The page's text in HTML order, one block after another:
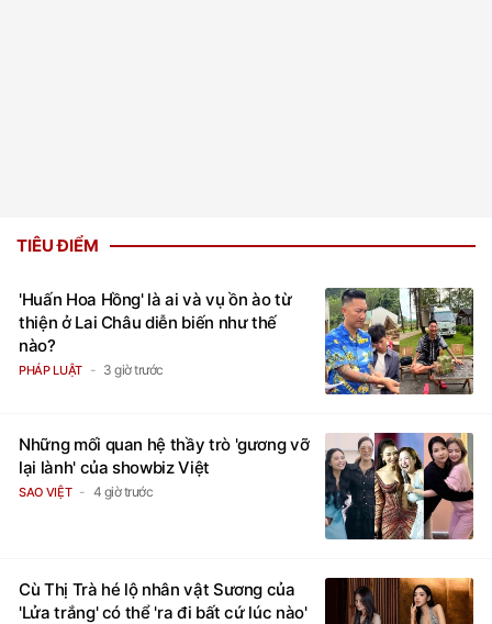
TIÊU ĐIỂM
'Huấn Hoa Hồng' là ai và vụ ồn ào từ
thiện ở Lai Châu diễn biến như thế
nào?
PHÁP LUẬT 3 giờ trước
Những mối quan hệ thầy trò 'gương vỡ
lại lành' của showbiz Việt
SAO VIỆT 4 giờ trước
Cù Thị Trà hé lộ nhân vật Sương của
'Lửa trắng' có thể 'ra đi bất cứ lúc nào'